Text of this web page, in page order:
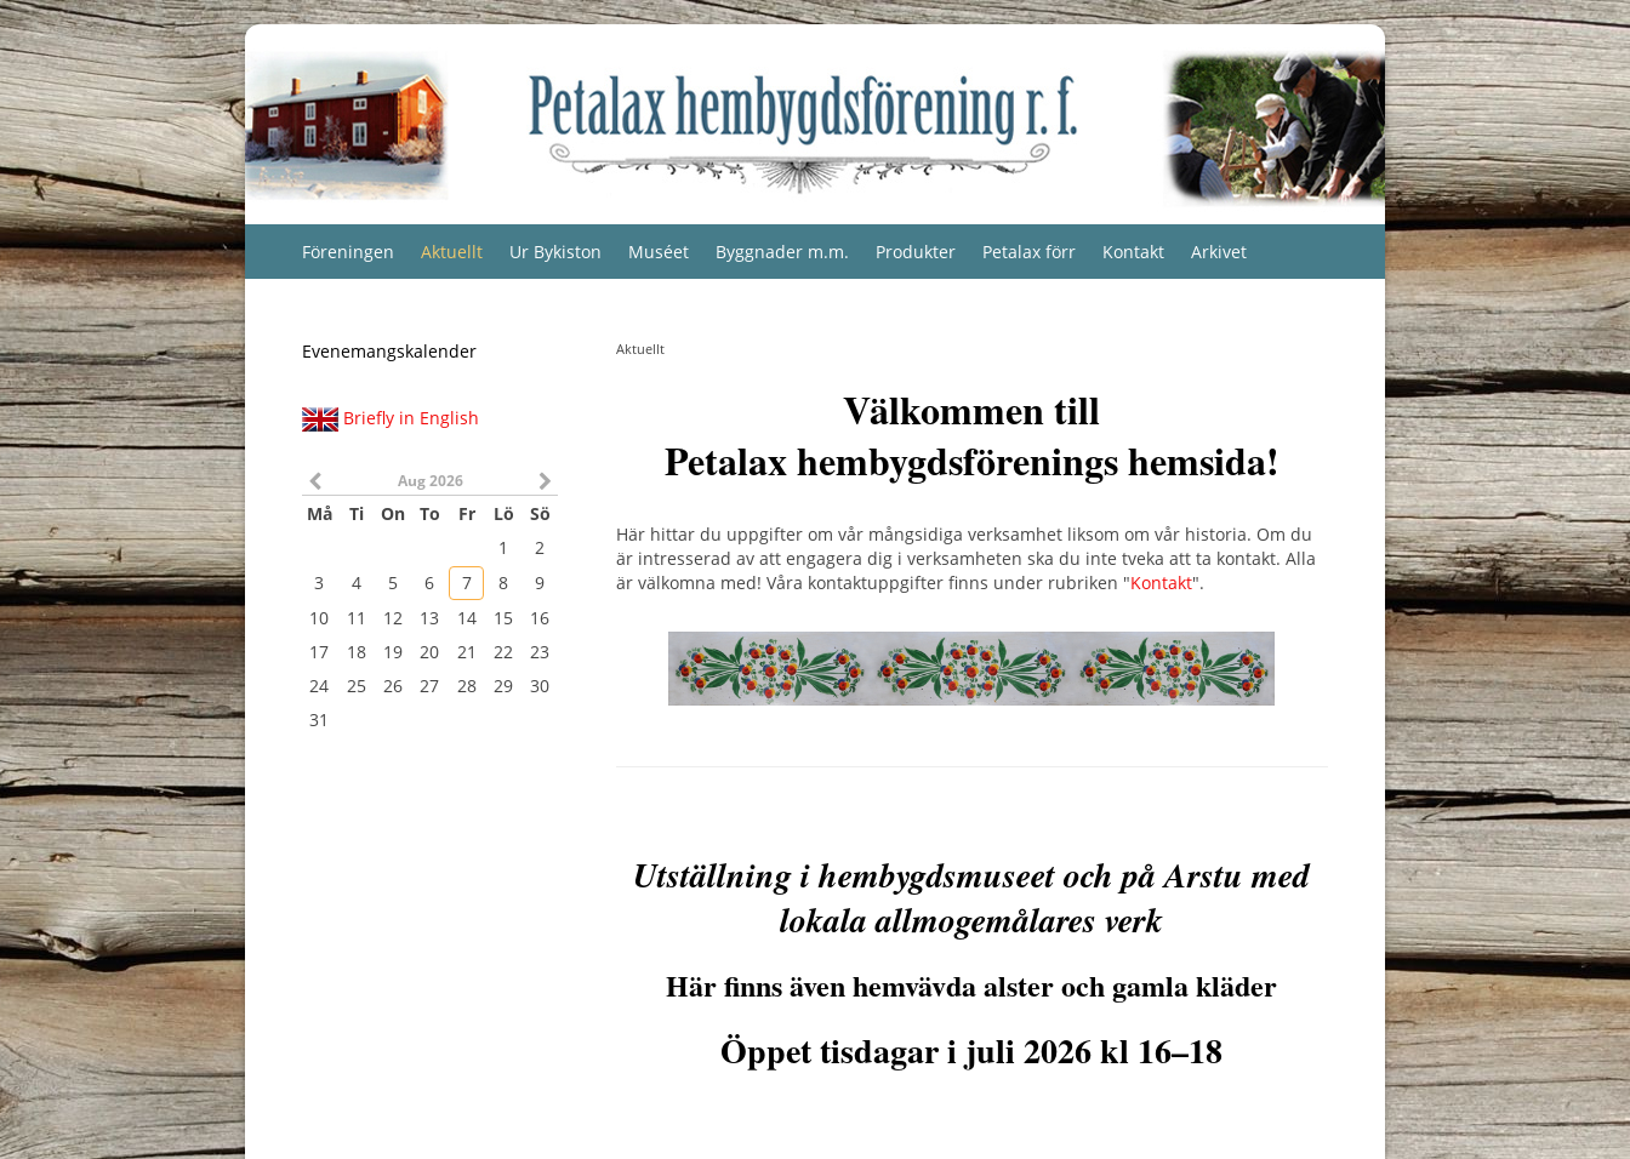
Föreningen Aktuellt Ur Bykiston Muséet Byggnader m.m. Produkter Petalax förr Kontakt Arkivet
Evenemangskalender
Briefly in English
Aug 2026
Må Ti On To Fr Lö
Sö
1
2
3
4 5 6 7 8
9
10
11 12 13 14 15
16
17
18 19 20 21 22
23
24
25 26 27 28 29
30
31
Aktuellt
Välkommen till
Petalax hembygdsförenings hemsida!
Här hittar du uppgifter om vår mångsidiga verksamhet liksom om vår historia. Om du
är intresserad av att engagera dig i verksamheten ska du inte tveka att ta kontakt. Alla
är välkomna med! Våra kontaktuppgifter finns under rubriken "Kontakt".
Utställning i hembygdsmuseet och på Arstu med
lokala allmogemålares verk
Här finns även hemvävda alster och gamla kläder
Öppet tisdagar i juli 2026 kl 16–18